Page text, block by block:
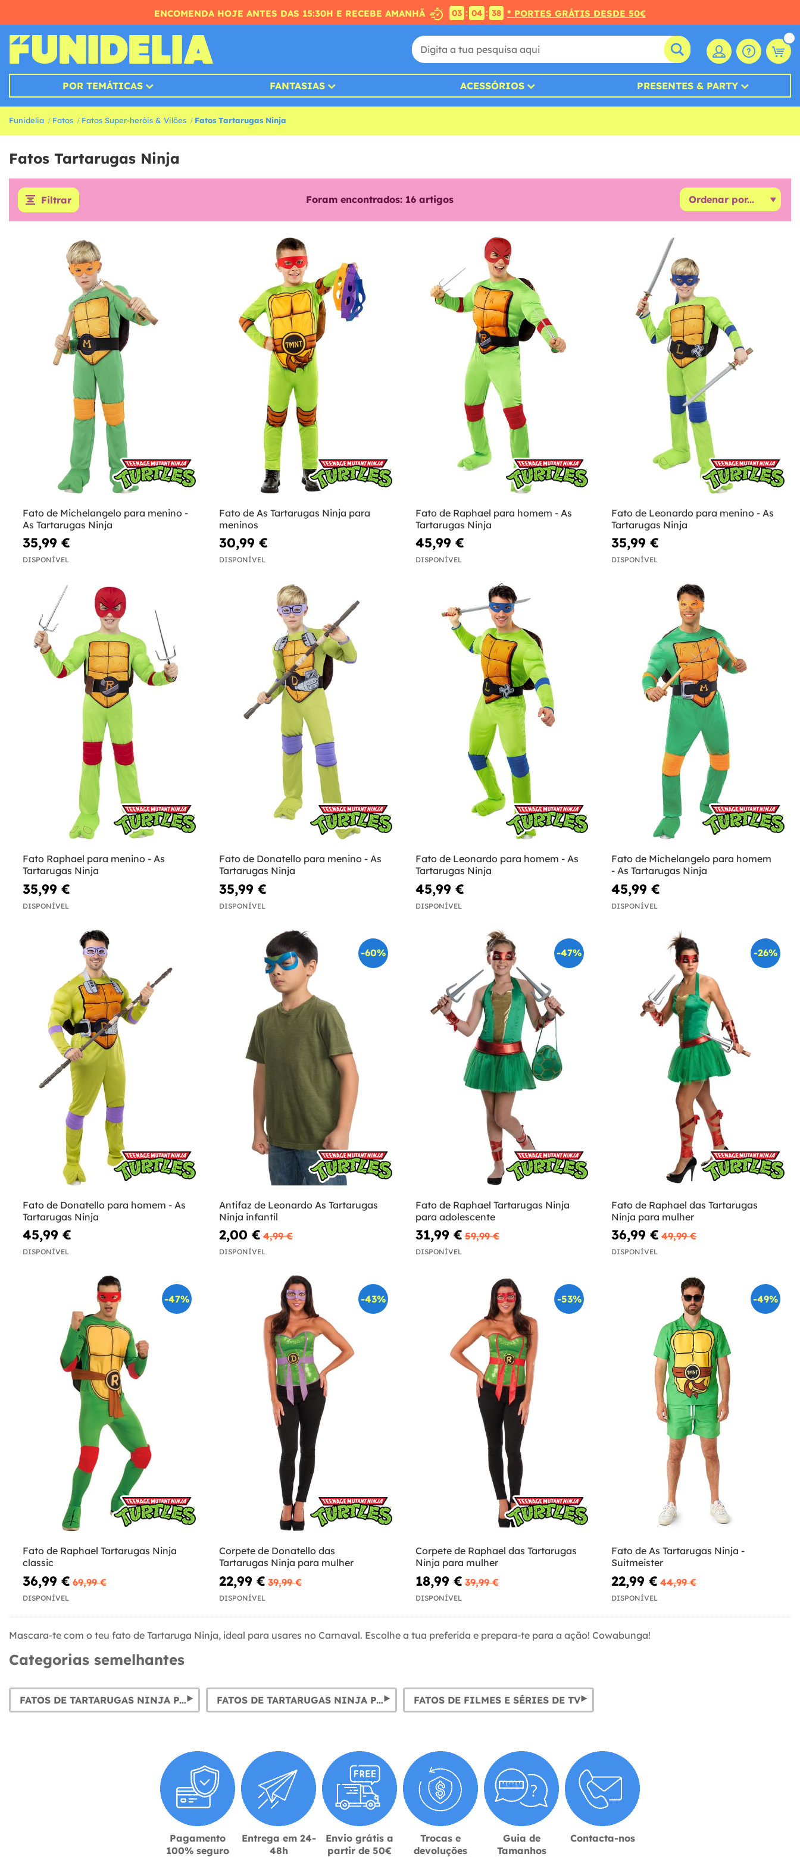
ENCOMENDA HOJE ANTES DAS 15:30H E RECEBE AMANHÃ 03 : 04 : 36 * PORTES GRÁTIS DESDE 50€
POR TEMÁTICAS FANTASIAS ACESSÓRIOS PRESENTES & PARTY
Funidelia Fatos Fatos Super-heróis & Vilões Fatos Tartarugas Ninja
Fatos Tartarugas Ninja
Filtrar Foram encontrados: 16artigos
Fato de Michelangelo para menino -
As Tartarugas Ninja
35,99 €
DISPONÍVEL
Fato de As Tartarugas Ninja para
meninos
30,99 €
DISPONÍVEL
Fato de Raphael para homem - As
Tartarugas Ninja
45,99 €
DISPONÍVEL
Fato de Leonardo para menino - As
Tartarugas Ninja
35,99 €
DISPONÍVEL
Fato Raphael para menino - As
Tartarugas Ninja
35,99 €
DISPONÍVEL
Fato de Donatello para menino - As
Tartarugas Ninja
35,99 €
DISPONÍVEL
Fato de Leonardo para homem - As
Tartarugas Ninja
45,99 €
DISPONÍVEL
Fato de Michelangelo para homem
- As Tartarugas Ninja
45,99 €
DISPONÍVEL
Fato de Donatello para homem - As
Tartarugas Ninja
45,99 €
DISPONÍVEL
-60%
Antifaz de Leonardo As Tartarugas
Ninja infantil
2,00 € 4,99 €
DISPONÍVEL
-47%
Fato de Raphael Tartarugas Ninja
para adolescente
31,99 € 59,99 €
DISPONÍVEL
-26%
Fato de Raphael das Tartarugas
Ninja para mulher
36,99 € 49,99 €
DISPONÍVEL
-47%
Fato de Raphael Tartarugas Ninja
classic
36,99 € 69,99 €
DISPONÍVEL
-43%
Corpete de Donatello das
Tartarugas Ninja para mulher
22,99 € 39,99 €
DISPONÍVEL
-53%
Corpete de Raphael das Tartarugas
Ninja para mulher
18,99 € 39,99 €
DISPONÍVEL
-49%
Fato de As Tartarugas Ninja -
Suitmeister
22,99 € 44,99 €
DISPONÍVEL
Mascara-te com o teu fato de Tartaruga Ninja, ideal para usares no Carnaval. Escolhe a tua preferida e prepara-te para a ação! Cowabunga!
Categorias semelhantes
FATOS DE TARTARUGAS NINJA PARA MENINO FATOS DE TARTARUGAS NINJA PARA MULHER FATOS DE FILMES E SÉRIES DE TV
Pagamento
100% seguro
Entrega em 24-
48h
Envio grátis a
partir de 50€
Trocas e
devoluções
Guia de
Tamanhos
Contacta-nos